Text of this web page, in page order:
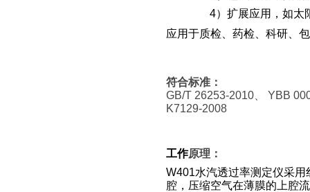
4）扩展应用，如太
应用于质检、药检、科研、
符合标准：
GB/T 26253-2010 、 YBB
K7129-2008
工作原理：
W401水汽透过率测定仪采
腔，压缩空气在薄膜的上腔